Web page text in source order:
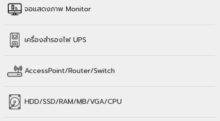
จอแสดงภาพ Monitor
เครื่องสำรองไฟ UPS
AccessPoint/Router/Switch
HDD/SSD/RAM/MฺB/VGA/CPU